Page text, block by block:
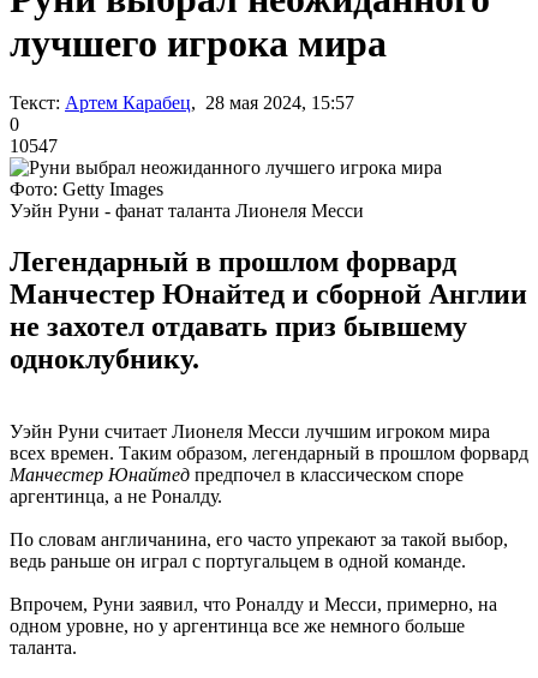
лучшего игрока мира
Текст: Артем Карабец, 28 мая 2024, 15:57
0
10547
Фото: Getty Images
Уэйн Руни - фанат таланта Лионеля Месси
Легендарный в прошлом форвард
Манчестер Юнайтед и сборной Англии
не захотел отдавать приз бывшему
одноклубнику.
Уэйн Руни считает Лионеля Месси лучшим игроком мира
всех времен. Таким образом, легендарный в прошлом форвард
Манчестер Юнайтед предпочел в классическом споре
аргентинца, а не Роналду.
По словам англичанина, его часто упрекают за такой выбор,
ведь раньше он играл с португальцем в одной команде.
Впрочем, Руни заявил, что Роналду и Месси, примерно, на
одном уровне, но у аргентинца все же немного больше
таланта.